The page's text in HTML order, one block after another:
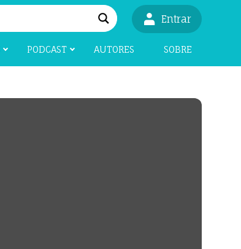
Entrar
PODCAST AUTORES SOBRE